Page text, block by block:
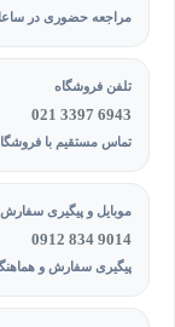
مراجعه حضوری در
تلفن فروشگاه
021 3397 6943
تماس مستقیم با
موبایل و پیگیری سفارش
0912 834 9014
پیگیری سفارش و